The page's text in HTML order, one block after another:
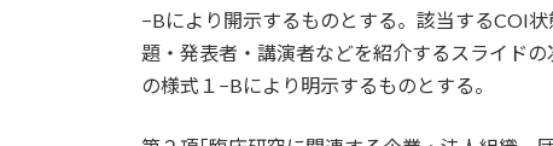
−Bにより開示するものとする。該当するCOI
題・発表者・講演者などを紹介するスライド
の様式１−Bにより明示するものとする。